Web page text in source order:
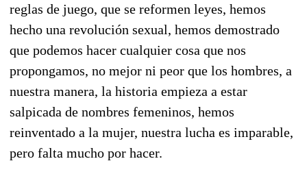
reglas de juego, que se reformen leyes, hemos
hecho una revolución sexual, hemos demostrado
que podemos hacer cualquier cosa que nos
propongamos, no mejor ni peor que los hombres, a
nuestra manera, la historia empieza a estar
salpicada de nombres femeninos, hemos
reinventado a la mujer, nuestra lucha es imparable,
pero falta mucho por hacer.